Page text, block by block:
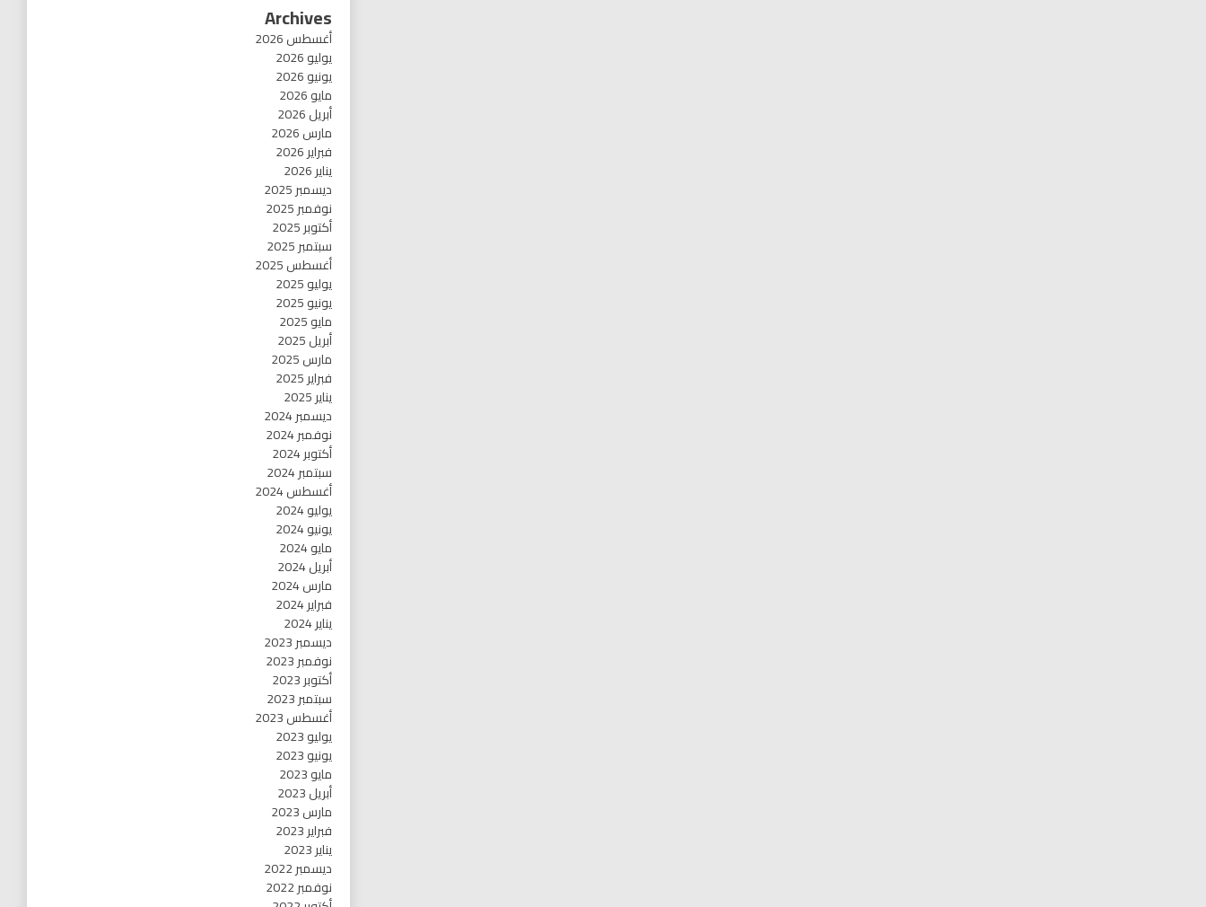
Archives
أغسطس 2026
يوليو 2026
يونيو 2026
مايو 2026
أبريل 2026
مارس 2026
فبراير 2026
يناير 2026
ديسمبر 2025
نوفمبر 2025
أكتوبر 2025
سبتمبر 2025
أغسطس 2025
يوليو 2025
يونيو 2025
مايو 2025
أبريل 2025
مارس 2025
فبراير 2025
يناير 2025
ديسمبر 2024
نوفمبر 2024
أكتوبر 2024
سبتمبر 2024
أغسطس 2024
يوليو 2024
يونيو 2024
مايو 2024
أبريل 2024
مارس 2024
فبراير 2024
يناير 2024
ديسمبر 2023
نوفمبر 2023
أكتوبر 2023
سبتمبر 2023
أغسطس 2023
يوليو 2023
يونيو 2023
مايو 2023
أبريل 2023
مارس 2023
فبراير 2023
يناير 2023
ديسمبر 2022
نوفمبر 2022